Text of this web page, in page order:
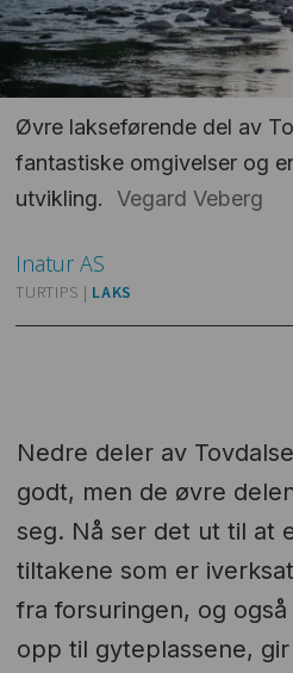
Øvre lakseførende del av
fantastiske omgivelser og
utvikling.
Vegard Veberg
Inatur AS
TURTIPS | LAKS
Nedre deler av
godt, men de øvre
seg. Nå ser det ut til at
tiltakene som er
fra forsuringen, og
opp til gyteplassene,